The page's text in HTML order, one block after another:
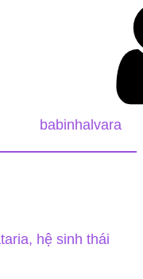
babinhalvara
hệ sinh thái